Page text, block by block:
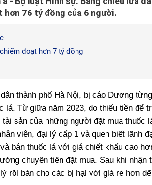
hơn 76 tỷ đồng của 6 người.
đoạt hơn 7 tỷ đồng
thành phố Hà Nội, bị cáo Dương
lá. Từ giữa năm 2023, do thiếu tiền để
sản của những người đặt mua thuốc
viên, đại lý cấp 1 và quen biết lãnh
bán thuốc lá với giá chiết khấu cao
chuyển tiền đặt mua. Sau khi nhận
rồi bán cho các bị hại với giá rẻ hơn